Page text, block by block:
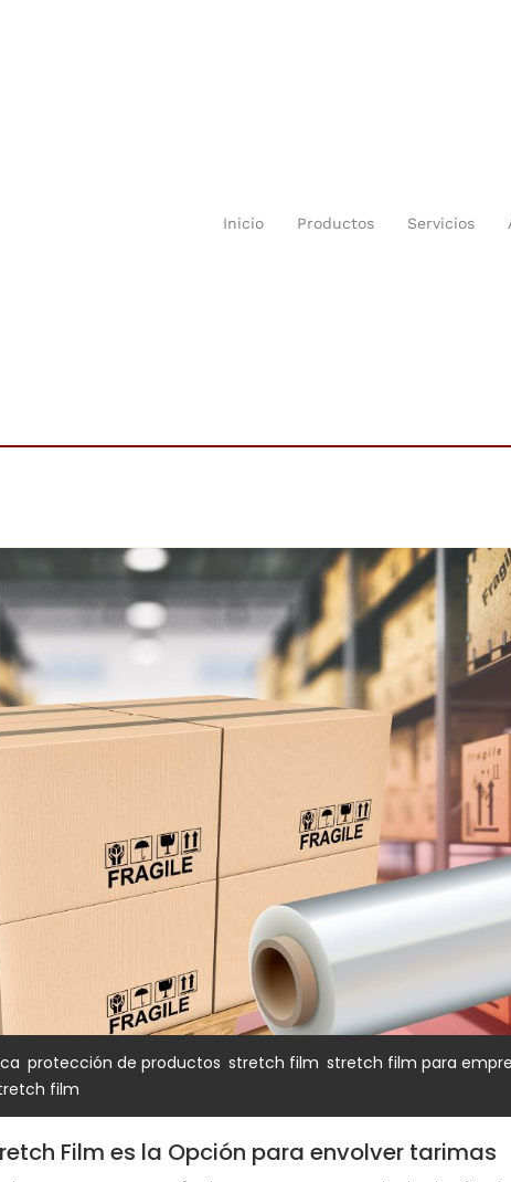
Inicio Productos Servicios
protección de productos stretch film stretch film para
film
Film es la Opción para envolver tarimas